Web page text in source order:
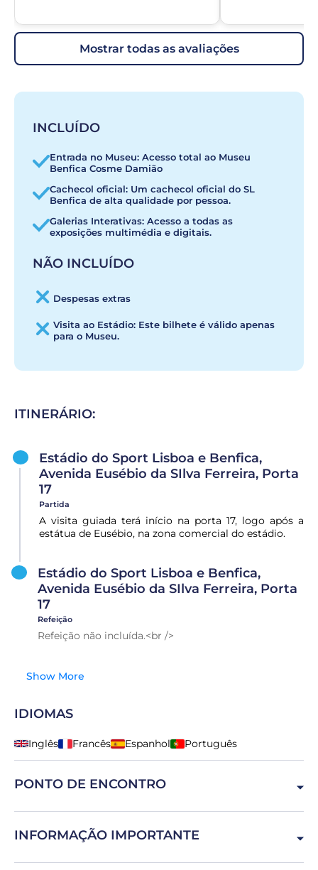
mostrar todas as avaliações
INCLUÍDO
Entrada no Museu: Acesso total ao Museu
Benfica Cosme Damião
Cachecol oficial: Um cachecol oficial do SL
Benfica de alta qualidade por pessoa.
Galerias Interativas: Acesso a todas as
exposições multimédia e digitais.
NÃO INCLUÍDO
Despesas extras
Visita ao Estádio: Este bilhete é válido apenas
para o Museu.
ITINERÁRIO:
Estádio do Sport Lisboa e Benfica,
Avenida Eusébio da SIlva Ferreira, Porta
17
Partida
A visita guiada terá início na porta 17, logo após a
estátua de Eusébio, na zona comercial do estádio.
Estádio do Sport Lisboa e Benfica,
Avenida Eusébio da SIlva Ferreira, Porta
17
Refeição
Refeição não incluída.<br />
Show More
IDIOMAS
Inglês Francês Espanhol Português
PONTO DE ENCONTRO
Av. Eusébio da Silva Ferreira, 1500-313 Lisboa, Portugal
INFORMAÇÃO IMPORTANTE